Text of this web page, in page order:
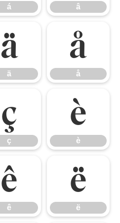
á â
ä
ä
å
å
ç
ç
è
è
ê
ê
ë
ë